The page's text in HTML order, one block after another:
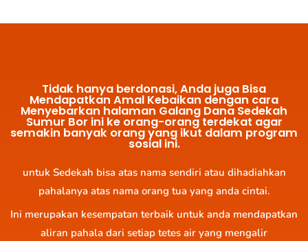
Tidak hanya berdonasi, Anda juga Bisa
Mendapatkan Amal Kebaikan dengan cara
Menyebarkan halaman Galang Dana Sedekah
Sumur Bor ini ke orang-orang terdekat agar
semakin banyak orang yang ikut dalam program
sosial ini.
untuk Sedekah bisa atas nama sendiri atau dihadiahkan
pahalanya atas nama orang tua yang anda cintai.
Ini merupakan kesempatan terbaik untuk anda mendapatkan
aliran pahala dari setiap tetes air yang mengalir